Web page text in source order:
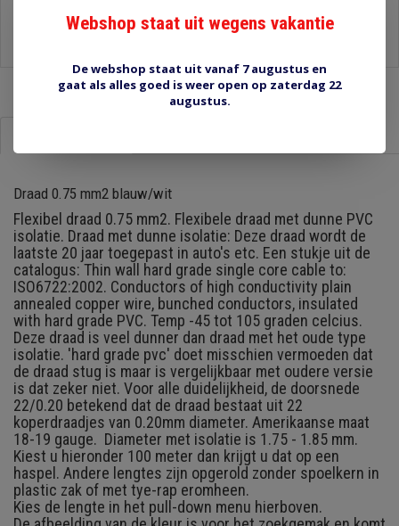
Stel een vraag over dit product
Draad 0.75 mm2 blauw/wit
Flexibel draad 0.75 mm2. Flexibele draad met dunne PVC
isolatie. Draad met dunne isolatie: Deze draad wordt de
laatste 20 jaar toegepast in auto's etc. Een stukje uit de
catalogus: Thin wall hard grade single core cable to:
ISO6722:2002. Conductors of high conductivity plain
annealed copper wire, bunched conductors, insulated
with hard grade PVC. Temp -45 tot 105 graden celcius.
Deze draad is veel dunner dan draad met het oude type
isolatie. 'hard grade pvc' doet misschien vermoeden dat
de draad stug is maar is vergelijkbaar met oudere versie
is dat zeker niet. Voor alle duidelijkheid, de doorsnede
22/0.20 betekend dat de draad bestaat uit 22
koperdraadjes van 0.20mm diameter. Amerikaanse maat
18-19 gauge. Diameter met isolatie is 1.75 - 1.85 mm.
Kiest u hieronder 100 meter dan krijgt u dat op een
haspel. Andere lengtes zijn opgerold zonder spoelkern in
plastic zak of met tye-rap eromheen.
Kies de lengte in het pull-down menu hierboven.
Webshop staat uit wegens vakantie
De webshop staat uit vanaf 7 augustus en
gaat als alles goed is weer open op zaterdag 22
augustus.